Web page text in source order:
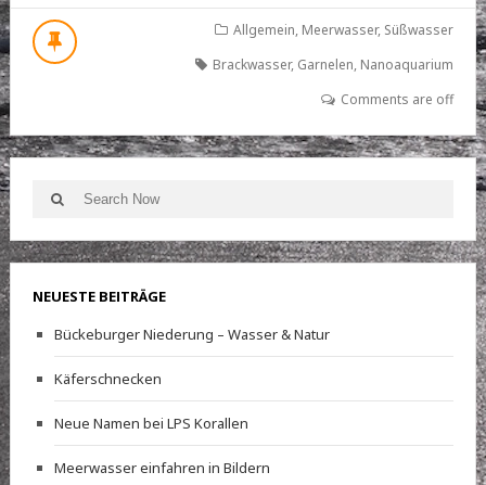
FRESSEN
VARIANS)
Allgemein, Meerwasser, Süßwasser
Brackwasser, Garnelen, Nanoaquarium
Comments are off
Search Search
NEUESTE BEITRÄGE
Bückeburger Niederung – Wasser & Natur
Käferschnecken
Neue Namen bei LPS Korallen
Meerwasser einfahren in Bildern